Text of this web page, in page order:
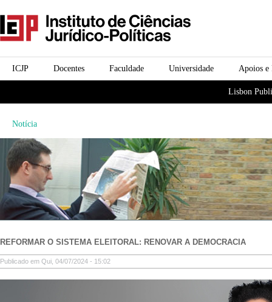
principal
icjp
menu-institucional Apoios e
Universidade
Faculdade
Docentes
ICJP
Lisbon
Notícia
REFORMAR O SISTEMA ELEITORAL: RENOVAR A DEMOCRACIA
Publicado em Qui, 04/07/2024 - 15:02